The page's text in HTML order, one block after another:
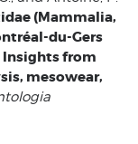
(Mammalia,
du-Gers
Insights from
mesowear,